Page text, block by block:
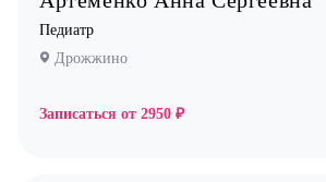
Дерматолог
Кардиолог детский
Маммолог
Дрожжино
Жулебино
Кузьминки
Педиатр
Дрожжино
Записаться от 2950 ₽